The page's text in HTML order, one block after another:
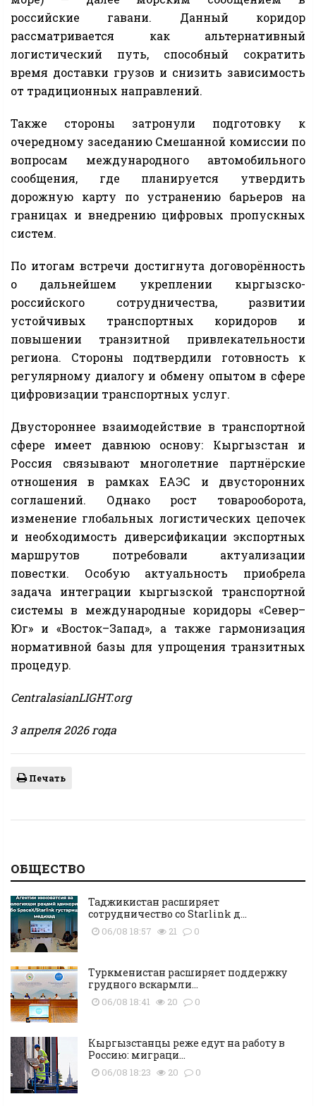
российские гавани. Данный коридор
рассматривается как альтернативный
логистический путь, способный сократить
время доставки грузов и снизить зависимость
от традиционных направлений.
Также стороны затронули подготовку к
очередному заседанию Смешанной комиссии по
вопросам международного автомобильного
сообщения, где планируется утвердить
дорожную карту по устранению барьеров на
границах и внедрению цифровых пропускных
систем.
По итогам встречи достигнута договорённость
о дальнейшем укреплении кыргызско-
российского сотрудничества, развитии
устойчивых транспортных коридоров и
повышении транзитной привлекательности
региона. Стороны подтвердили готовность к
регулярному диалогу и обмену опытом в сфере
цифровизации транспортных услуг.
Двустороннее взаимодействие в транспортной
сфере имеет давнюю основу: Кыргызстан и
Россия связывают многолетние партнёрские
отношения в рамках ЕАЭС и двусторонних
соглашений. Однако рост товарооборота,
изменение глобальных логистических цепочек
и необходимость диверсификации экспортных
маршрутов потребовали актуализации
повестки. Особую актуальность приобрела
задача интеграции кыргызской транспортной
системы в международные коридоры «Север–
Юг» и «Восток–Запад», а также гармонизация
нормативной базы для упрощения транзитных
процедур.
CentralasianLIGHT.org
3 апреля 2026 года
Печать
ОБЩЕСТВО
Таджикистан расширяет
сотрудничество со Starlink д...
06/08 18:57 21 0
Туркменистан расширяет поддержку
грудного вскармли...
06/08 18:41 20 0
Кыргызстанцы реже едут на работу в
Россию: миграци...
06/08 18:23 20 0